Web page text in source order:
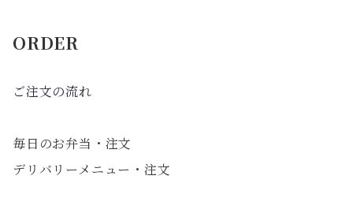
ORDER
ご注文の流れ
毎日のお弁当・注文
デリバリーメニュー・注文